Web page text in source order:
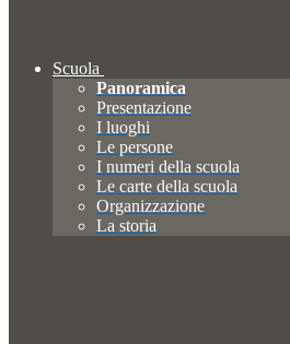
Scuola
Panoramica
Presentazione
I luoghi
Le persone
I numeri della scuola
Le carte della scuola
Organizzazione
La storia